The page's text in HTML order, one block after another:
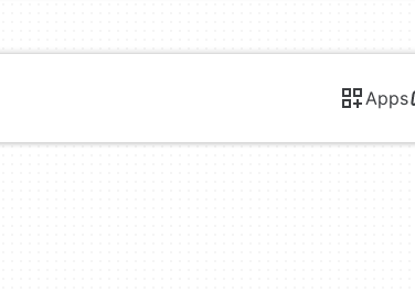
Apps